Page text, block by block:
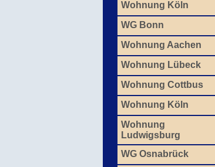
Wohnung Köln
WG Bonn
Wohnung Aachen
Wohnung Lübeck
Wohnung Cottbus
Wohnung Köln
Wohnung
Ludwigsburg
WG Osnabrück